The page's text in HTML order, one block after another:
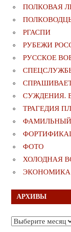
ПОЛКОВАЯ
РГАСПИ
РУБЕЖИ
РУССКОЕ
СУЖДЕНИЯ.
ТРАГЕДИЯ
ФОТО
ХОЛОДНАЯ
АРХИВЫ
Архивы